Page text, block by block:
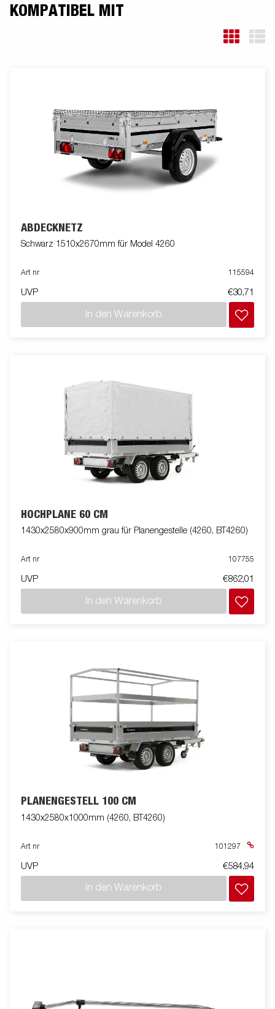
KOMPATIBEL MIT
ABDECKNETZ
Schwarz 1510x2670mm für Model 4260
Art nr 115594
UVP €30,71
In den Warenkorb
HOCHPLANE 60 CM
1430x2580x900mm grau für Planengestelle (4260, BT4260)
Art nr 107755
UVP €862,01
In den Warenkorb
PLANENGESTELL 100 CM
1430x2580x1000mm (4260, BT4260)
Art nr 101297
UVP €584,94
In den Warenkorb